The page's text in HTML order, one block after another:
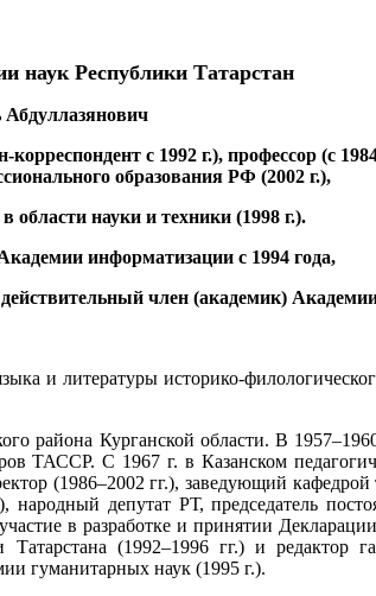
наук Республики Татарстан
с 1992 г.), профессор (с
образования РФ (2002 г.),
области науки и техники (1998 г.).
информатизации с 1994 года,
член (академик)
и литературы историко-
района Курганской области. В
ТАССР. С 1967 г. в Казанском
(1986–2002 гг.), заведующий
депутат РТ, председатель
в разработке и принятии
(1992–1996 гг.) и редактор
гуманитарных наук (1995 г.).